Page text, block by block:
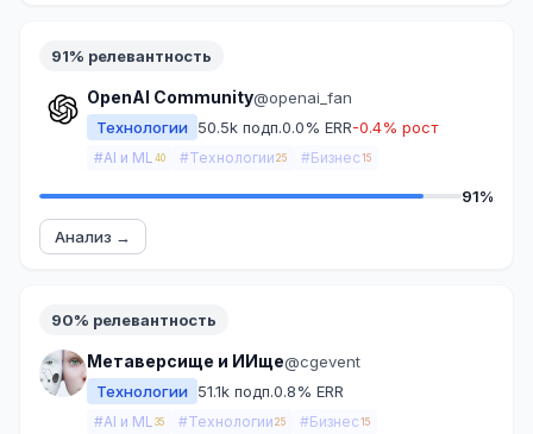
91% релевантность
OpenAI Community@openai_fan
Технологии
50.5k подп.0.0% ERR-0.4% рост
#AI и ML 40 #Технологии 25 #Бизнес 15
91%
Анализ →
90% релевантность
Метаверсище и ИИще@cgevent
Технологии
51.1k подп.0.8% ERR
#AI и ML 35 #Технологии 25 #Бизнес 15